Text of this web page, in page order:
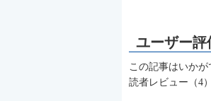
この記事はいかが
読者レビュー（4）